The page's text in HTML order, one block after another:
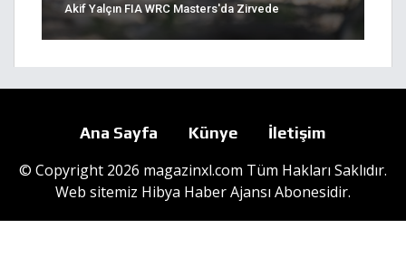
Akif Yalçın FIA WRC Masters'da Zirvede
Ana Sayfa Künye İletişim
© Copyright 2026 magazinxl.com Tüm Hakları Saklıdır.
Web sitemiz Hibya Haber Ajansı Abonesidir.